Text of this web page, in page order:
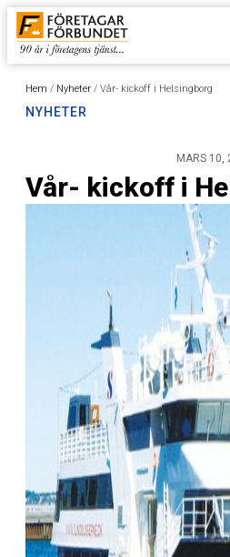
Hem / Nyheter / Vår- kickoff i Helsingborg
NYHETER
MARS 10,
Vår- kickoff i